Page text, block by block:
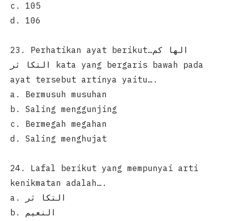
c. 105
d. 106
23. Perhatikan ayat berikut…الها كم
التكا ثر kata yang bergaris bawah pada
ayat tersebut artinya yaitu….
a. Bermusuh musuhan
b. Saling menggunjing
c. Bermegah megahan
d. Saling menghujat
24. Lafal berikut yang mempunyai arti
kenikmatan adalah….
a. التكا ثر
b. النعيم